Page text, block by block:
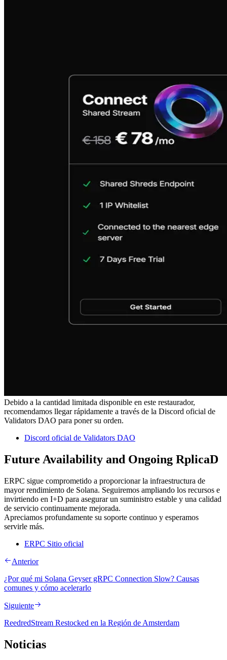
Debido a la cantidad limitada disponible en este restaurador,
recomendamos llegar rápidamente a través de la Discord oficial de
Validators DAO para poner su orden.
Discord oficial de Validators DAO
Future Availability and Ongoing RplicaD
ERPC sigue comprometido a proporcionar la infraestructura de
mayor rendimiento de Solana. Seguiremos ampliando los recursos e
invirtiendo en I+D para asegurar un suministro estable y una calidad
de servicio continuamente mejorada.
Apreciamos profundamente su soporte continuo y esperamos
servirle más.
ERPC Sitio oficial
Anterior
¿Por qué mi Solana Geyser gRPC Connection Slow? Causas
comunes y cómo acelerarlo
Siguiente
ReedredStream Restocked en la Región de Amsterdam
Noticias